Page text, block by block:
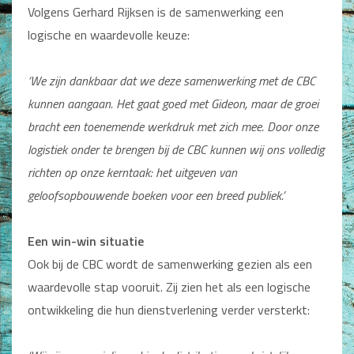
Dagboeken
Bijbel en Wetenschap
Alphacursus
Vervolgde kerk
Evangelisatie en Zending
Gemeenteleven en Leiderschap
Pastoraat
Volgens Gerhard Rijksen is de samenwerking een
logische en waardevolle keuze:
‘We zijn dankbaar dat we deze samenwerking met de CBC
kunnen aangaan. Het gaat goed met Gideon, maar de groei
bracht een toenemende werkdruk met zich mee. Door onze
logistiek onder te brengen bij de CBC kunnen wij ons volledig
richten op onze kerntaak: het uitgeven van
geloofsopbouwende boeken voor een breed publiek.’
Een win-win situatie
Ook bij de CBC wordt de samenwerking gezien als een
waardevolle stap vooruit. Zij zien het als een logische
ontwikkeling die hun dienstverlening verder versterkt: